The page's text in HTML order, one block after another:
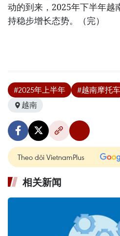
动的到来，2025年下半年越
持稳步增长态势。（完）
#2025年上半年 #越南摩托车
越南
Theo dõi VietnamPlus
相关新闻